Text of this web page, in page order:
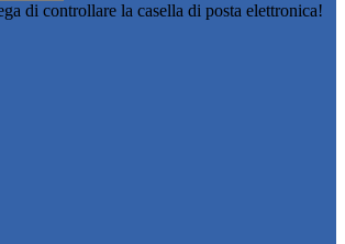
di controllare la casella di posta elettronica!